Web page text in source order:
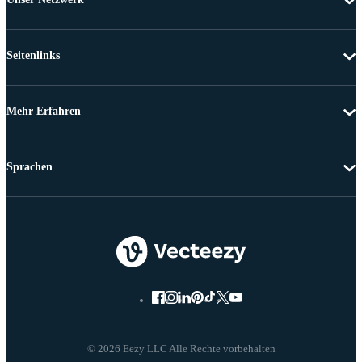
Seitenlinks
Mehr Erfahren
© 2026 Eezy LLC Alle Rechte vorbehalten
Sprachen